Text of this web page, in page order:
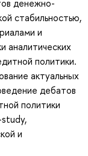
денежно-
стабильностью,
и
аналитических
политики.
актуальных
дебатов
политики
study,
и